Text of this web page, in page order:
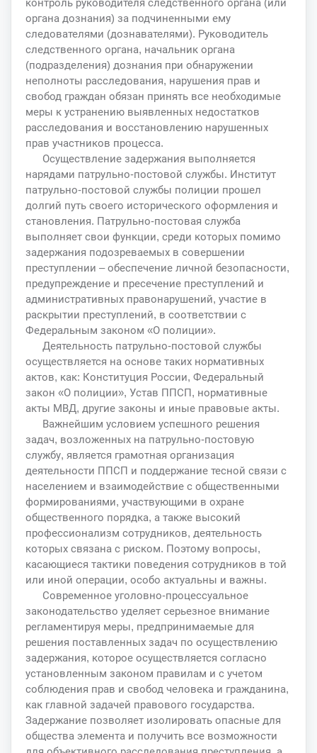
контроль руководителя следственного органа (или
органа дознания) за подчиненными ему
следователями (дознавателями). Руководитель
следственного органа, начальник органа
(подразделения) дознания при обнаружении
неполноты расследования, нарушения прав и
свобод граждан обязан принять все необходимые
меры к устранению выявленных недостатков
расследования и восстановлению нарушенных
прав участников процесса.
Осуществление задержания выполняется
нарядами патрульно-постовой службы. Институт
патрульно-постовой службы полиции прошел
долгий путь своего исторического оформления и
становления. Патрульно-постовая служба
выполняет свои функции, среди которых помимо
задержания подозреваемых в совершении
преступлении – обеспечение личной безопасности,
предупреждение и пресечение преступлений и
административных правонарушений, участие в
раскрытии преступлений, в соответствии с
Федеральным законом «О полиции».
Деятельность патрульно-постовой службы
осуществляется на основе таких нормативных
актов, как: Конституция России, Федеральный
закон «О полиции», Устав ППСП, нормативные
акты МВД, другие законы и иные правовые акты.
Важнейшим условием успешного решения
задач, возложенных на патрульно-постовую
службу, является грамотная организация
деятельности ППСП и поддержание тесной связи с
населением и взаимодействие с общественными
формированиями, участвующими в охране
общественного порядка, а также высокий
профессионализм сотрудников, деятельность
которых связана с риском. Поэтому вопросы,
касающиеся тактики поведения сотрудников в той
или иной операции, особо актуальны и важны.
Современное уголовно-процессуальное
законодательство уделяет серьезное внимание
регламентируя меры, предпринимаемые для
решения поставленных задач по осуществлению
задержания, которое осуществляется согласно
установленным законом правилам и с учетом
соблюдения прав и свобод человека и гражданина,
как главной задачей правового государства.
Задержание позволяет изолировать опасные для
общества элемента и получить все возможности